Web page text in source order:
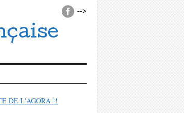
-->
DE L'AGORA !!